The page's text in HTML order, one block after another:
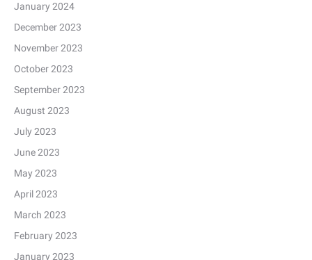
January 2024
December 2023
November 2023
October 2023
September 2023
August 2023
July 2023
June 2023
May 2023
April 2023
March 2023
February 2023
January 2023